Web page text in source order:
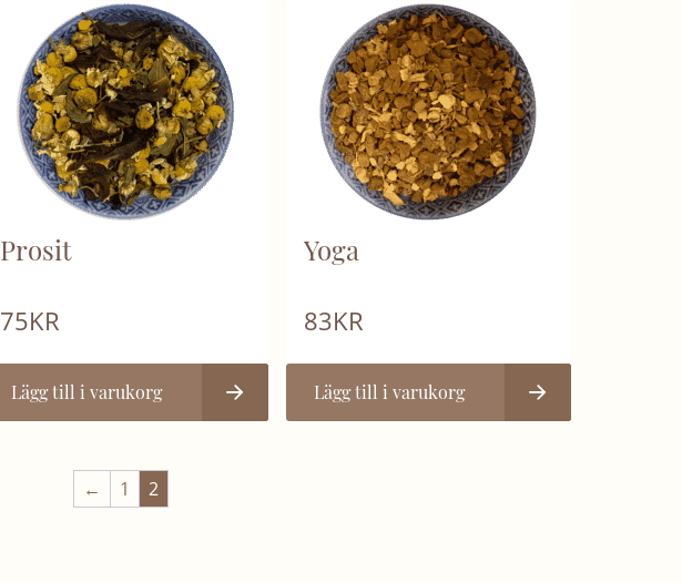
Prosit
75KR
Lägg till i varukorg
Yoga
83KR
Lägg till i varukorg
← 1 2